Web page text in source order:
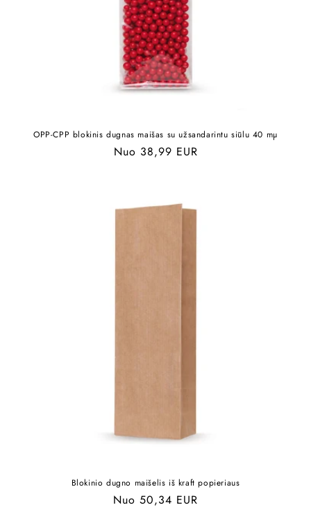
OPP-CPP blokinis dugnas maišas su užsandarintu siūlu 40 mµ
Įprasta
Nuo 38,99 EUR
Blokinio dugno maišelis iš kraft popieriaus
Įprasta
Nuo 50,34 EUR